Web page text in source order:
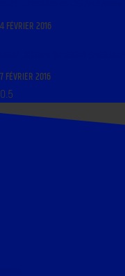
4 FÉVRIER 2016
7 FÉVRIER 2016